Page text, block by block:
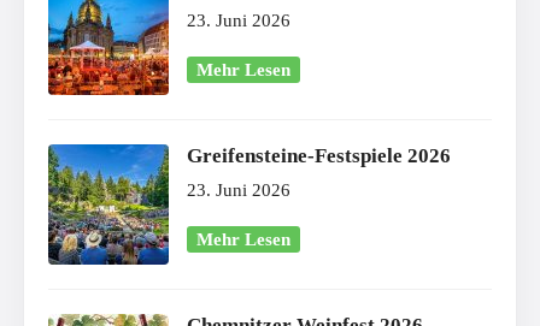
23. Juni 2026
Mehr Lesen
Greifensteine-Festspiele 2026
23. Juni 2026
Mehr Lesen